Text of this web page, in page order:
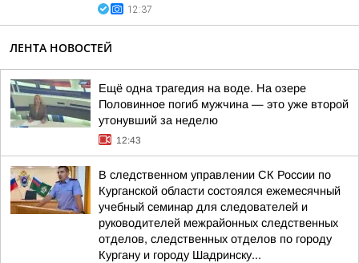
12:37
ЛЕНТА НОВОСТЕЙ
Ещё одна трагедия на воде. На озере
Половинное погиб мужчина — это уже второй
утонувший за неделю
12:43
В следственном управлении СК России по
Курганской области состоялся ежемесячный
учебный семинар для следователей и
руководителей межрайонных следственных
отделов, следственных отделов по городу
Кургану и городу Шадринску...